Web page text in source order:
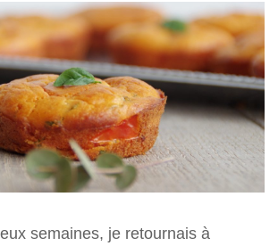
semaines, je retournais à